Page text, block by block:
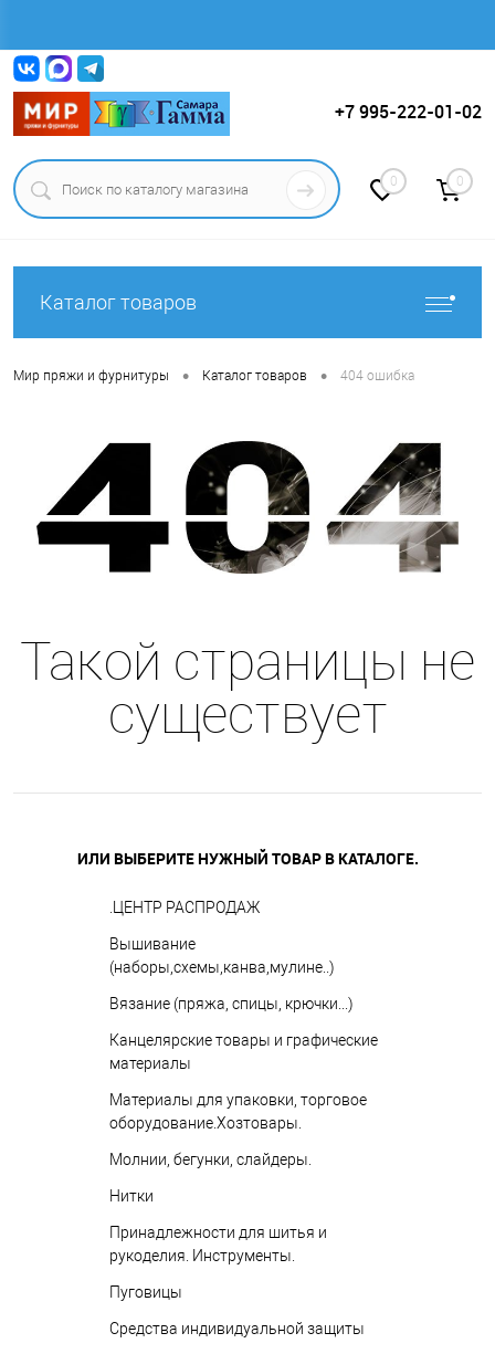
+7 995-222-01-02
0 0
Каталог товаров
Мир пряжи и фурнитуры • Каталог товаров • 404 ошибка
Такой страницы не
существует
ИЛИ ВЫБЕРИТЕ НУЖНЫЙ ТОВАР В КАТАЛОГЕ.
.ЦЕНТР РАСПРОДАЖ
Вышивание
(наборы,схемы,канва,мулине..)
Вязание (пряжа, спицы, крючки...)
Канцелярские товары и графические
материалы
Материалы для упаковки, торговое
оборудование.Хозтовары.
Молнии, бегунки, слайдеры.
Нитки
Принадлежности для шитья и
рукоделия. Инструменты.
Пуговицы
Средства индивидуальной защиты